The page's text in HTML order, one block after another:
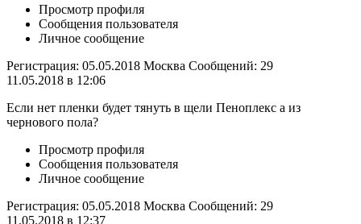
Просмотр профиля
Сообщения пользователя
Личное сообщение
Регистрация: 05.05.2018 Москва Сообщений: 29
11.05.2018 в 12:06
Если нет пленки будет тянуть в щели Пеноплекс а из
чернового пола?
Просмотр профиля
Сообщения пользователя
Личное сообщение
Регистрация: 05.05.2018 Москва Сообщений: 29
11.05.2018 в 12:37